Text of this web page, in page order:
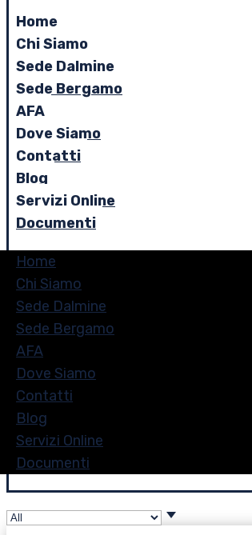
Home
Chi Siamo
Sede Dalmine
Sede Bergamo
AFA
Dove Siamo
Contatti
Blog
Servizi Online
Documenti
Home
Chi Siamo
Sede Dalmine
Sede Bergamo
AFA
Dove Siamo
Contatti
Blog
Servizi Online
Documenti